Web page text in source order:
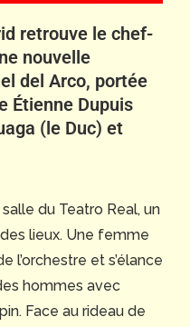
retrouve le chef-
nouvelle
del Arco, portée
Étienne Dupuis
(le Duc) et
du Teatro Real, un
lieux. Une femme
l’orchestre et s’élance
hommes avec
Face au rideau de